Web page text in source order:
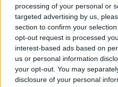
processing of your personal or
targeted advertising by us,
section to confirm your
opt-out request is processed
interest-based ads based on
us or personal information
your opt-out. You may
disclosure of your personal